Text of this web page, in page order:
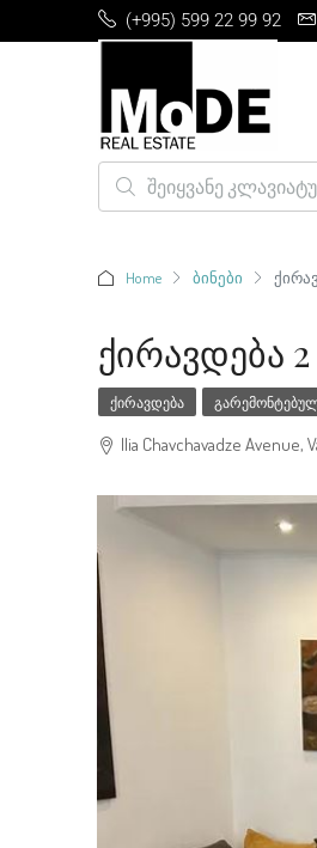
(+995) 599 22 99 92
Home ბინები
Ქირავდება
ᲥᲘᲠᲐᲕᲓᲔᲑᲐ
Ilia Chavchavadze Avenue,